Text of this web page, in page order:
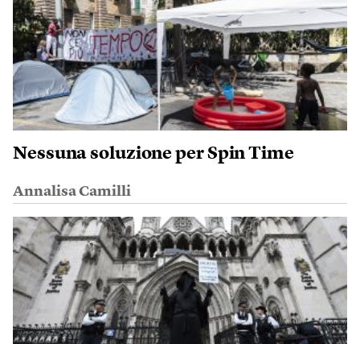
Nessuna soluzione per Spin Time
Annalisa Camilli